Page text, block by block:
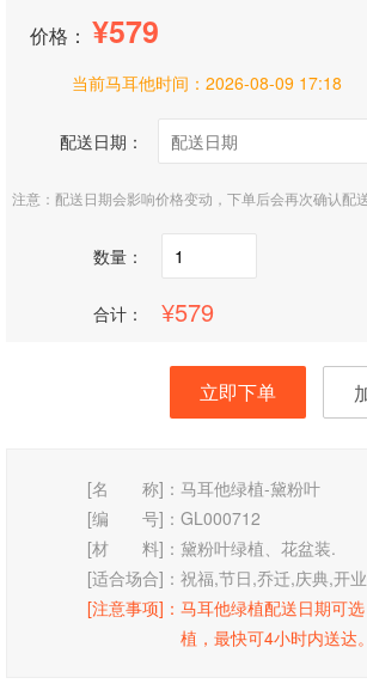
价格：
579
当前马耳他时间： 2026-08-09 17:18
配送日期：
注意：配送日期会影响价格变动，下单后会再次确认配
数量：
合计： 579
立即下单
[名 称]： 马耳他绿植-黛粉叶
[编 号]：GL000712
[材 料]：黛粉叶绿植、花盆装.
[适合场合]：祝福,节日,乔迁,庆典,开
[注意事项]：马耳他绿植配送日期可
植，最快可4小时内送达。